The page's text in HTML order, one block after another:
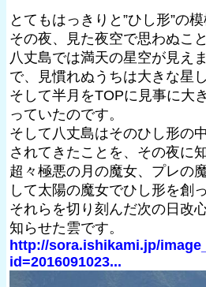
とてもはっきりと”ひし形”の
その夜、見た夜空で思わぬこ
八丈島では満天の星空が見え
で、見慣れぬうちは大きな星
そして半月をTOPに見事に大
っていたのです。
そして八丈島はそのひし形の
されてきたことを、その夜に
超々極悪の月の魔女、プレの
して太陽の魔女でひし形を創
それらを切り刻んだ次の日改
知らせた雲です。
http://sora.ishikami.jp/
id=2016091023...